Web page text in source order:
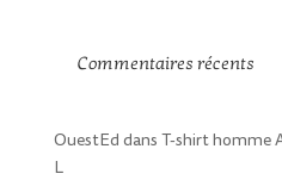
Commentaires récents
OuestEd dans T-shirt homme
L